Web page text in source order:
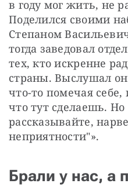
в году мог жить, не
Поделился своими
Степаном
тогда заведовал
тех, кто искренне
страны. Выслушал
что-то помечая
что тут сделаешь.
рассказывайте,
неприятности"».
Брали у нас, а